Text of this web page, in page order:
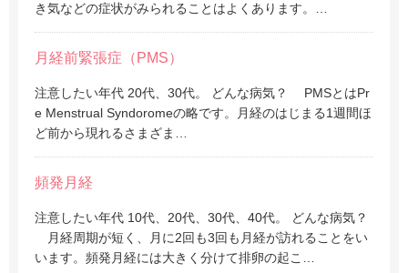
き気などの症状がみられることはよくあります。…
月経前緊張症（PMS）
注意したい年代 20代、30代。 どんな病気？ PMSとはPr
e Menstrual Syndoromeの略です。月経のはじまる1週間ほ
ど前から現れるさまざま…
頻発月経
注意したい年代 10代、20代、30代、40代。 どんな病気？
月経周期が短く、月に2回も3回も月経が訪れることをい
います。頻発月経には大きく分けて排卵の起こ…